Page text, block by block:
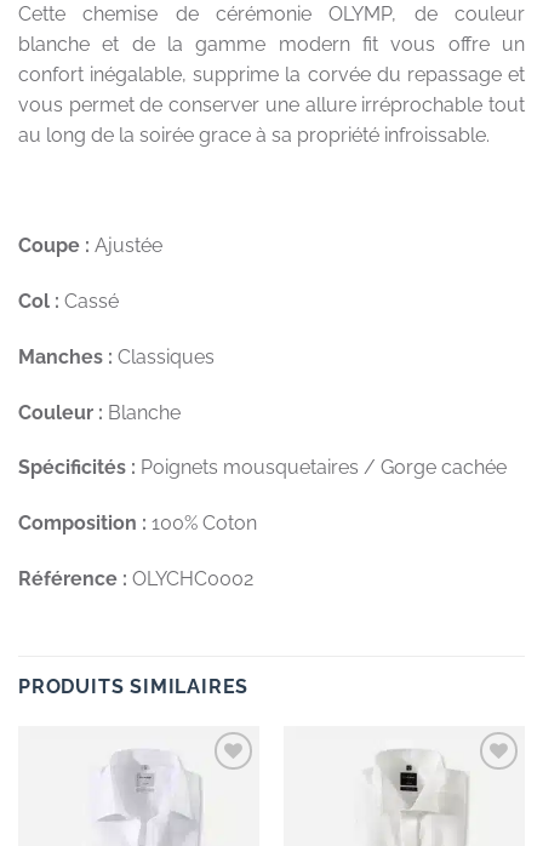
Cette chemise de cérémonie OLYMP, de couleur
blanche et de la gamme modern fit vous offre un
confort inégalable, supprime la corvée du repassage et
vous permet de conserver une allure irréprochable tout
au long de la soirée grace à sa propriété infroissable.
Coupe : Ajustée
Col : Cassé
Manches : Classiques
Couleur : Blanche
Spécificités : Poignets mousquetaires / Gorge cachée
Composition : 100% Coton
Référence : OLYCHC0002
PRODUITS SIMILAIRES